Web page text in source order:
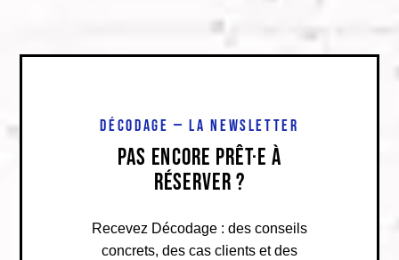
DÉCODAGE — LA NEWSLETTER
PAS ENCORE PRÊT·E À
RÉSERVER ?
Recevez Décodage : des conseils
concrets, des cas clients et des